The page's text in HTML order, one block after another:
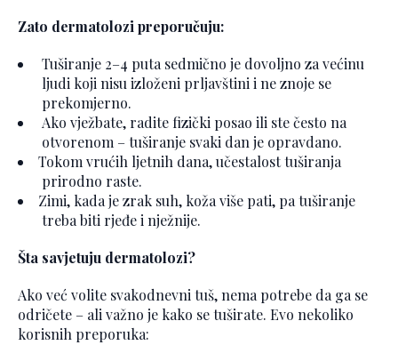
Zato dermatolozi preporučuju:
Tuširanje 2–4 puta sedmično je dovoljno za većinu
ljudi koji nisu izloženi prljavštini i ne znoje se
prekomjerno.
Ako vježbate, radite fizički posao ili ste često na
otvorenom – tuširanje svaki dan je opravdano.
Tokom vrućih ljetnih dana, učestalost tuširanja
prirodno raste.
Zimi, kada je zrak suh, koža više pati, pa tuširanje
treba biti rjeđe i nježnije.
Šta savjetuju dermatolozi?
Ako već volite svakodnevni tuš, nema potrebe da ga se
odričete – ali važno je kako se tuširate. Evo nekoliko
korisnih preporuka: